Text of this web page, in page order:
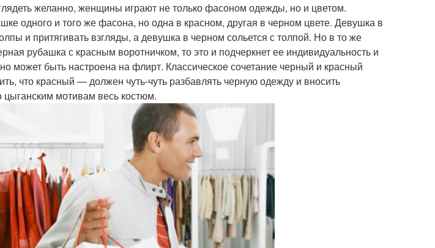
желанно, женщины играют не только фасоном одежды, но и цветом.
одного и того же фасона, но одна в красном, другая в черном цвете. Девушка в
и притягивать взгляды, а девушка в черном сольется с толпой. Но в то же
рубашка с красным воротничком, то это и подчеркнет ее индивидуальность и
может быть настроена на флирт. Классическое сочетание черный и красный
что красный — должен чуть-чуть разбавлять черную одежду и вносить
мотивам весь костюм.